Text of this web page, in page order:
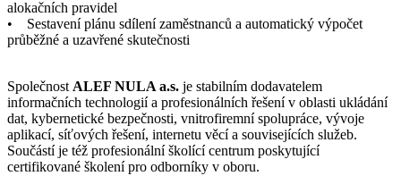
alokačních pravidel
• Sestavení plánu sdílení zaměstnanců a automatický výpočet
průběžné a uzavřené skutečnosti
Společnost ALEF NULA a.s. je stabilním dodavatelem
informačních technologií a profesionálních řešení v oblasti ukládání
dat, kybernetické bezpečnosti, vnitrofiremní spolupráce, vývoje
aplikací, síťových řešení, internetu věcí a souvisejících služeb.
Součástí je též profesionální školící centrum poskytující
certifikované školení pro odborníky v oboru.